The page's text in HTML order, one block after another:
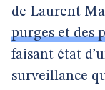
de Laurent
purges et des
faisant état
surveillance